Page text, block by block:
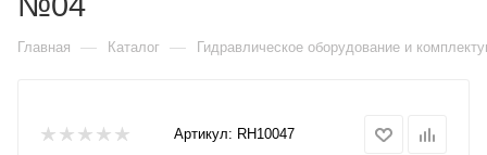
Главная — Каталог — Гидравлическое оборудование и
Артикул: RH10047